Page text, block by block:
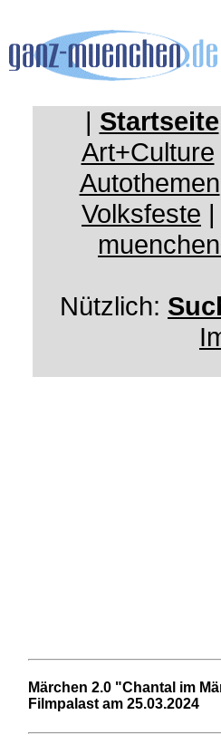
| Startseite
Art+Culture
Autothemen
Volksfeste |
Nützlich:
Märchen 2.0 "Chantal im
Filmpalast am 25.03.2024